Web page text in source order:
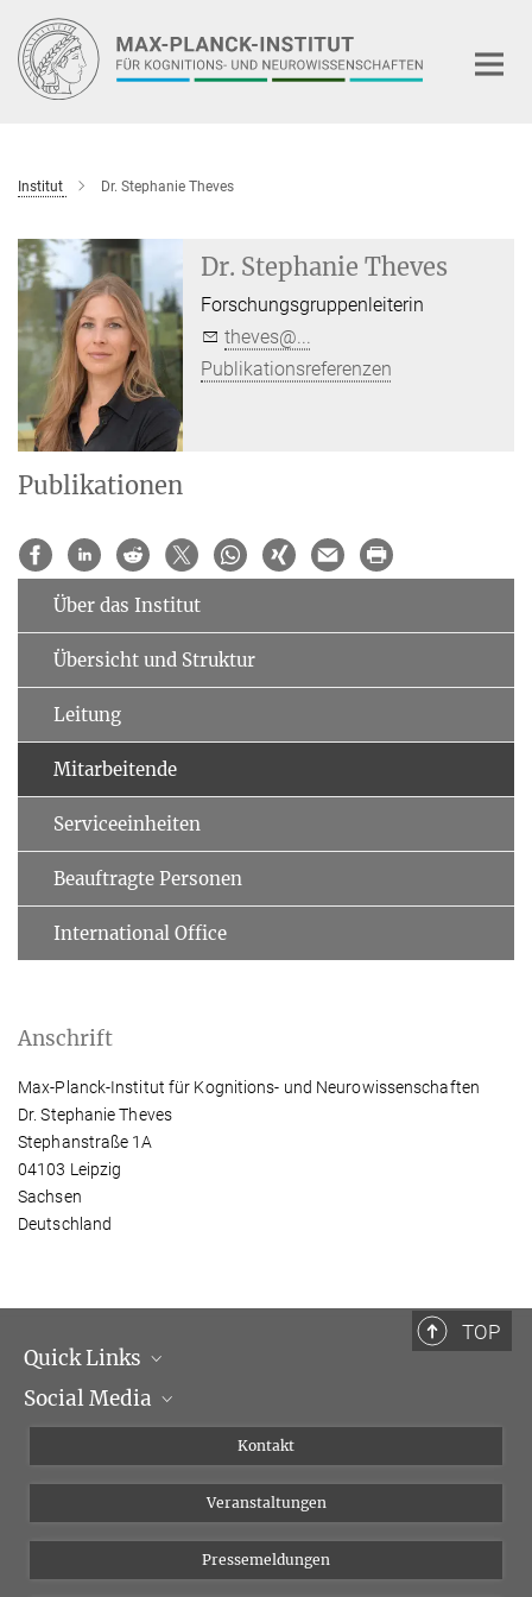
Hauptinhalt
Institut Dr. Stephanie Theves
Dr. Stephanie Theves
Forschungsgruppenleiterin
theves@...
Publikationsreferenzen
Publikationen
Über das Institut
Übersicht und Struktur
Leitung
Mitarbeitende
Serviceeinheiten
Beauftragte Personen
International Office
Anschrift
Max-Planck-Institut für Kognitions- und Neurowissenschaften
Dr. Stephanie Theves
Stephanstraße 1A
04103 Leipzig
Sachsen
Deutschland
TOP
Quick Links
Institutsleitung
Social Media
YouTube
Kontakt
Veranstaltungen
Pressemeldungen